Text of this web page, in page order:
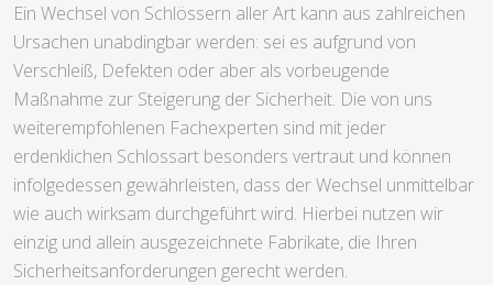
Ein Wechsel von Schlössern aller Art kann aus zahlreichen
Ursachen unabdingbar werden: sei es aufgrund von
Verschleiß, Defekten oder aber als vorbeugende
Maßnahme zur Steigerung der Sicherheit. Die von uns
weiterempfohlenen Fachexperten sind mit jeder
erdenklichen Schlossart besonders vertraut und können
infolgedessen gewährleisten, dass der Wechsel unmittelbar
wie auch wirksam durchgeführt wird. Hierbei nutzen wir
einzig und allein ausgezeichnete Fabrikate, die Ihren
Sicherheitsanforderungen gerecht werden.